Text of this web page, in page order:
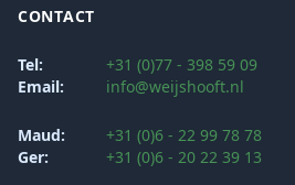
CONTACT
Tel:
+31 (0)77 - 398 59 09
Email:
info@weijshooft.nl
Maud:
+31 (0)6 - 22 99 78 78
Ger:
+31 (0)6 - 20 22 39 13